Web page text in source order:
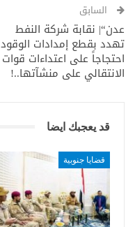
السابق
عدن“| نقابة شركة النفط
تهدد بقطع إمدادات الوقود
احتجاجاً على اعتداءات قوات
الانتقالي على منشآتها..!
قد يعجبك ايضا
قضايا جنوبية